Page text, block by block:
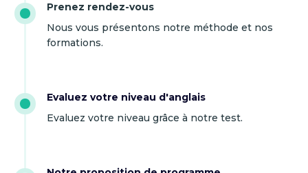
Prenez rendez-vous
Nous vous présentons notre méthode et nos
formations.
Evaluez votre niveau d'anglais
Evaluez votre niveau grâce à notre test.